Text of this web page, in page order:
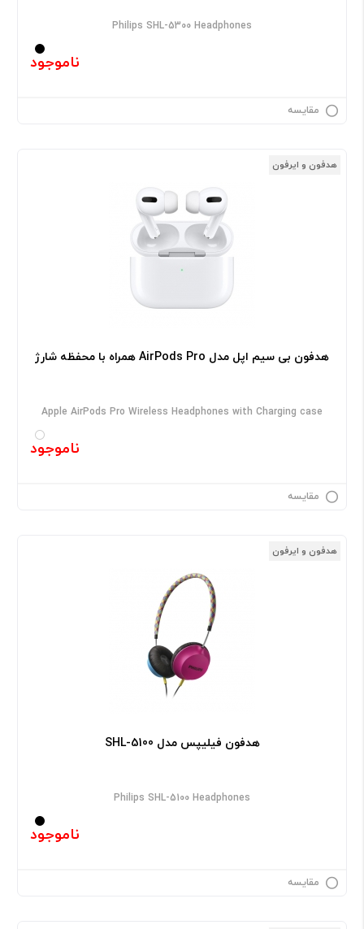
Philips SHL-5300 Headphones
ناموجود
مقایسه
هدفون و ایرفون
هدفون بی‌ سیم اپل مدل AirPods Pro همراه با محفظه شارژ
Apple AirPods Pro Wireless Headphones with Charging case
ناموجود
مقایسه
هدفون و ایرفون
هدفون فیلیپس مدل SHL-5100
Philips SHL-5100 Headphones
ناموجود
مقایسه